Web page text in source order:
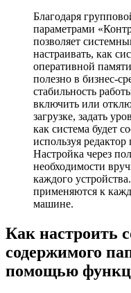
Благодаря
параметрами
позволяет
настраивать, как
оперативной
полезно в бизнес-
стабильность
включить или
загрузке, задать
как система будет
используя
Настройка через
необходимости
каждого
применяются к
машине.
Как настроить
содержимого
помощью